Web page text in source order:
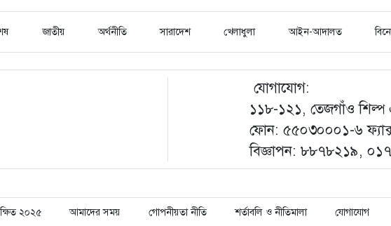
জাতীয় অর্থনীতি সারাদেশ খেলাধুলা আইন-আদালত
যোগাযোগ:
১১৮-১২১, তেজগাঁও শিল্প
ফোন: ৫৫০৩০০০১-৬
বিজ্ঞাপন: ৮৮৭৮২১৯,
২০২৫ আমাদের সময় গোপনীয়তা নীতি শর্তাবলি ও নীতিমালা যোগাযোগ